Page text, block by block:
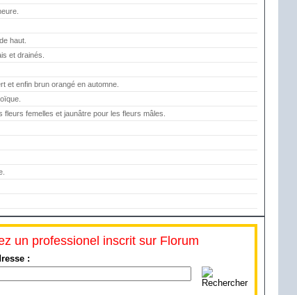
haut.
et drainés.
et enfin brun orangé en automne.
fleurs femelles et jaunâtre pour les fleurs mâles.
un professionel inscrit sur Florum
: